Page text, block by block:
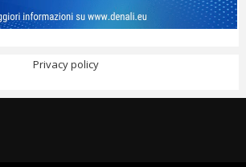
Privacy policy